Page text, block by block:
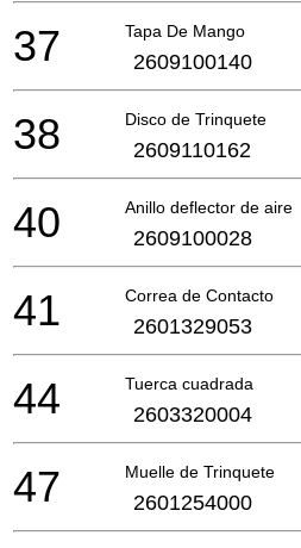
Tapa De Mango
37 2609100140
Disco de Trinquete
38 2609110162
Anillo deflector de aire
40 2609100028
Correa de Contacto
41 2601329053
Tuerca cuadrada
44 2603320004
Muelle de Trinquete
47 2601254000